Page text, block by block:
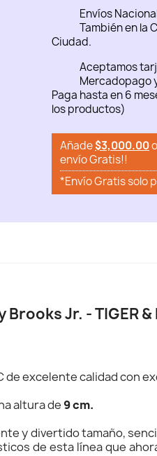
Envíos
También en la
Ciudad.
Aceptamos
Mercadopago
Paga hasta en 6
los productos)
Añade$3,000.00
envío Gratis!!
*Envío Gratis solo
Jr. - TIGER
de excelente calidad con
altura de 9 cm.
y divertido tamaño,
de esta línea que